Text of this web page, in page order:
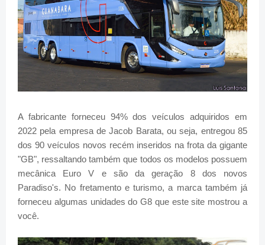
A fabricante forneceu 94% dos veículos adquiridos em
2022 pela empresa de Jacob Barata, ou seja, entregou 85
dos 90 veículos novos recém inseridos na frota da gigante
"GB", ressaltando também que todos os modelos possuem
mecânica Euro V e são da geração 8 dos novos
Paradiso's. No fretamento e turismo, a marca também já
forneceu algumas unidades do G8 que este site mostrou a
você.